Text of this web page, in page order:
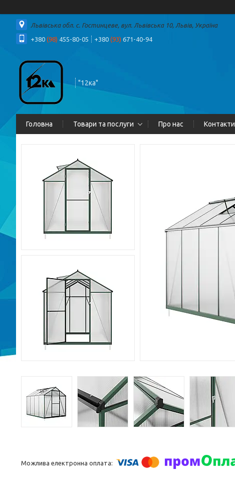
Львівська обл. с. Гостинцеве, вул. Львівська 10, Львів, Україна
+380 (98) 455-80-05 +380 (93) 671-40-94
"12ка"
Головна Товари та послуги Про нас Контакти